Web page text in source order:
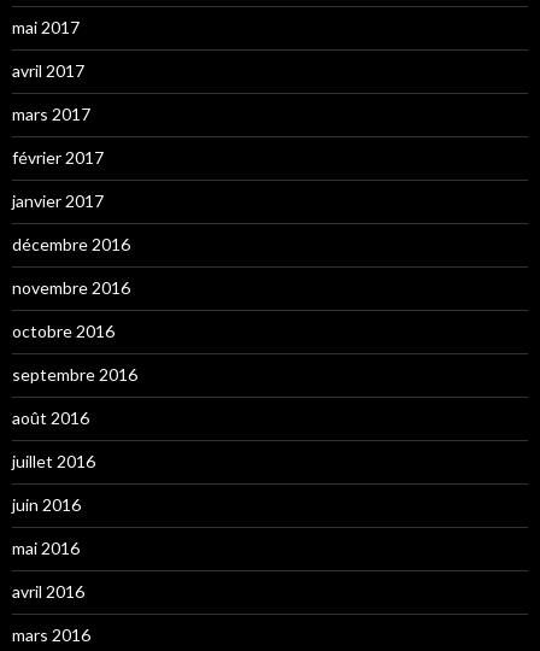
mai 2017
avril 2017
mars 2017
février 2017
janvier 2017
décembre 2016
novembre 2016
octobre 2016
septembre 2016
août 2016
juillet 2016
juin 2016
mai 2016
avril 2016
mars 2016